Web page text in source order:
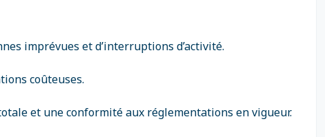
imprévues et d’interruptions d’activité.
coûteuses.
et une conformité aux réglementations en vigueur.